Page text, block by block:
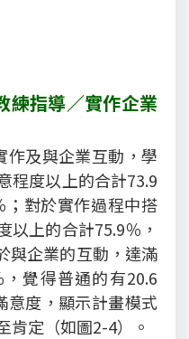
練指導／實作企業
及與企業互動，學
程度以上的合計73.9
；對於實作過程中搭
以上的合計75.9％，
與企業的互動，達滿
覺得普通的有20.6
意度，顯示計畫模式
肯定（如圖2-4）。